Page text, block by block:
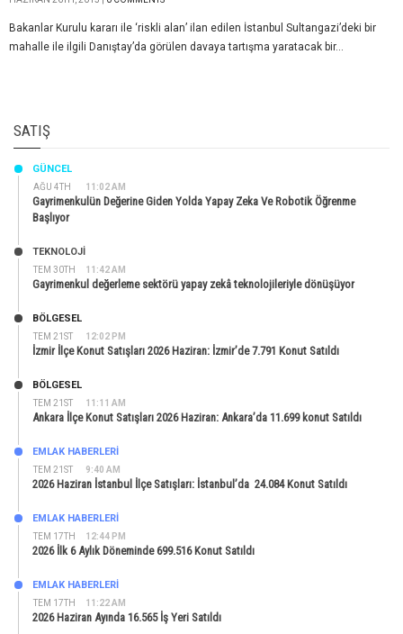
Bakanlar Kurulu kararı ile ‘riskli alan’ ilan edilen İstanbul Sultangazi’deki bir
mahalle ile ilgili Danıştay’da görülen davaya tartışma yaratacak bir...
SATIŞ
AĞU 4TH 11:02 AM
GÜNCEL
Gayrimenkulün Değerine Giden Yolda Yapay Zeka Ve Robotik Öğrenme
Başlıyor
TEM 30TH 11:42 AM
TEKNOLOJİ
Gayrimenkul değerleme sektörü yapay zekâ teknolojileriyle dönüşüyor
TEM 21ST 12:02 PM
BÖLGESEL
İzmir İlçe Konut Satışları 2026 Haziran: İzmir’de 7.791 Konut Satıldı
TEM 21ST 11:11 AM
BÖLGESEL
Ankara İlçe Konut Satışları 2026 Haziran: Ankara’da 11.699 konut Satıldı
TEM 21ST 9:40 AM
EMLAK HABERLERI
2026 Haziran İstanbul İlçe Satışları: İstanbul’da 24.084 Konut Satıldı
TEM 17TH 12:44 PM
EMLAK HABERLERI
2026 İlk 6 Aylık Döneminde 699.516 Konut Satıldı
TEM 17TH 11:22 AM
EMLAK HABERLERI
2026 Haziran Ayında 16.565 İş Yeri Satıldı